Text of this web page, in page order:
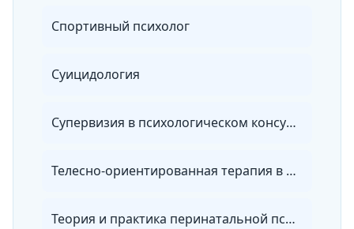
Спортивный психолог
Суицидология
Супервизия в психологическом консультировании и психотерапии
Телесно-ориентированная терапия в психологическом консультировании
Теория и практика перинатальной психологии и психиатрии